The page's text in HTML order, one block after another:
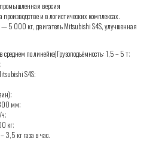
версия
и в логистических комплексах.
— 5 000 кг, двигатель Mitsubishi S4S, улучшенная
среднем по линейке)Грузоподъёмность: 1,5 – 5 т;
S4S;
мм;
кг;
3,5 кг газа в час.